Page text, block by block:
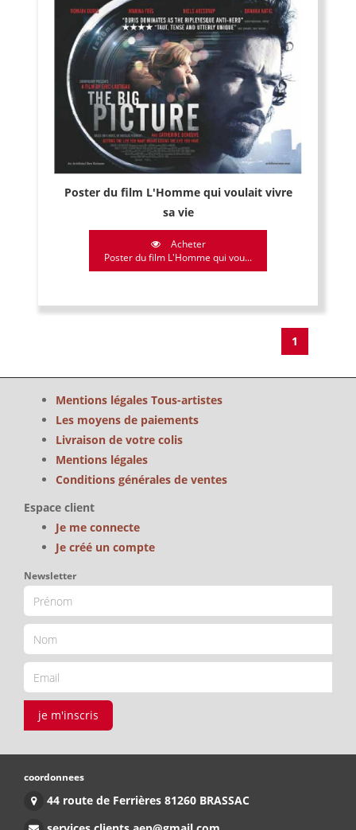
Poster du film L'Homme qui voulait vivre
sa vie
Acheter
Poster du film L'Homme qui vou...
1
Mentions légales Tous-artistes
Les moyens de paiements
Livraison de votre colis
Mentions légales
Conditions générales de ventes
Espace client
Je me connecte
Je créé un compte
Newsletter
je m'inscris
coordonnees
44 route de Ferrières 81260 BRASSAC